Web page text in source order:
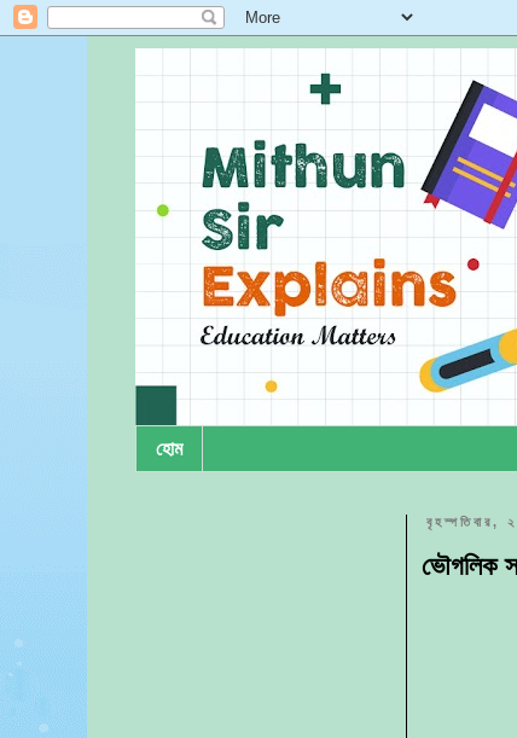
হোম
বৃহস্পতিবার,
ভৌগলিক